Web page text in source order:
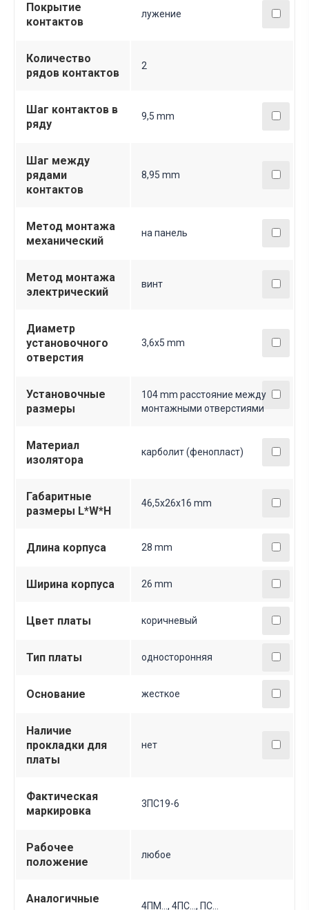
Покрытие
контактов
лужение
Количество
рядов контактов
2
Шаг контактов в
ряду
9,5 mm
Шаг между
рядами
контактов
8,95 mm
Метод монтажа
механический
на панель
Метод монтажа
электрический
винт
Диаметр
установочного
отверстия
3,6х5 mm
Установочные
размеры
104 mm расстояние между
монтажными отверстиями
Материал
изолятора
карболит (фенопласт)
Габаритные
размеры L*W*H
46,5х26х16 mm
Длина корпуса 28 mm
Ширина корпуса 26 mm
Цвет платы коричневый
Тип платы односторонняя
Основание жесткое
Наличие
прокладки для
платы
нет
Фактическая
маркировка
3ПС19-6
Рабочее
положение
любое
Аналогичные
4ПМ..., 4ПС…, ПС...